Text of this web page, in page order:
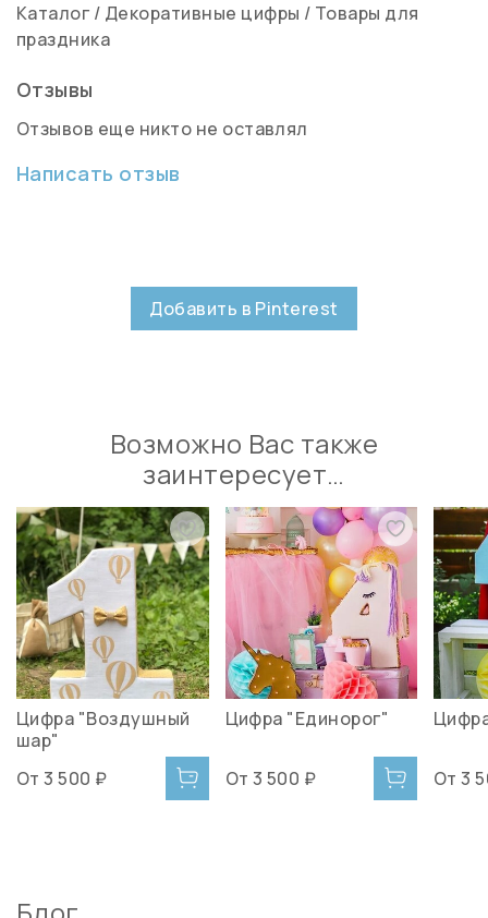
Каталог / Декоративные цифры / Товары для
праздника
Отзывы
Отзывов еще никто не оставлял
Написать отзыв
Добавить в Pinterest
Возможно Вас также
заинтересует…
Цифра "Воздушный
шар"
От 3 500 ₽
Цифра "Единорог"
От 3 500 ₽ От 3